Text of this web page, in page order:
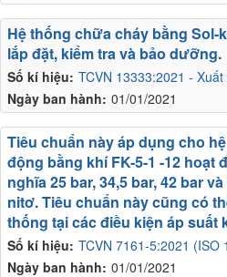
Số kí hiệu: TCVN 13333:2021 - Xuất
Ngày ban hành: 01/01/2021
Hệ thống chữa cháy bằng Sol-
lắp đặt, kiểm tra và bảo dưỡng.
Số kí hiệu: TCVN 7161-5:2021 (ISO
Ngày ban hành: 01/01/2021
Tiêu chuẩn này áp dụng cho
động bằng khí FK-5-1 -12 hoạt
nghĩa 25 bar, 34,5 bar, 42 bar
nitơ. Tiêu chuẩn này cũng có
thống tại các điều kiện áp suất